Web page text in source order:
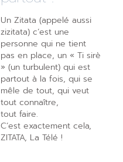
Un Zitata (appelé aussi
zizitata) c’est une
personne qui ne tient
pas en place, un « Ti sirè
» (un turbulent) qui est
partout à la fois, qui se
mêle de tout, qui veut
tout connaître,
tout faire.
C’est exactement cela,
ZITATA, La Télé !